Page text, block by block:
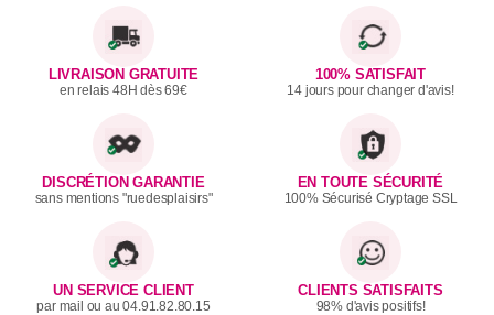
LIVRAISON GRATUITE
en relais 48H dès 69€
100% SATISFAIT
14 jours pour changer d'avis!
DISCRÉTION GARANTIE
sans mentions "ruedesplaisirs"
EN TOUTE SÉCURITÉ
100% Sécurisé Cryptage SSL
UN SERVICE CLIENT
par mail ou au 04.91.82.80.15
CLIENTS SATISFAITS
98% d'avis positifs!